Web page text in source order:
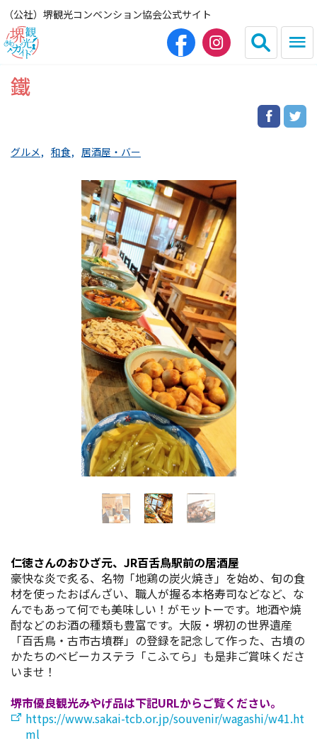
（公社）堺観光コンベンション協会公式サイト
HOME（観光サイト）
ショッピング・お土産
サイクリングさかい
堺観光レンタサイクル
特集
開花情報
スポーツ施設
お問い合わせ
鐵
グルメ 和食 居酒屋・バー
仁徳さんのおひざ元、JR百舌鳥駅前の居酒屋
豪快な炎で炙る、名物「地鶏の炭火焼き」を始め、旬の食
材を使ったおばんざい、職人が握る本格寿司などなど、な
んでもあって何でも美味しい！がモットーです。地酒や焼
酎などのお酒の種類も豊富です。大阪・堺初の世界遺産
「百舌鳥・古市古墳群」の登録を記念して作った、古墳の
かたちのベビーカステラ「こふてら」も是非ご賞味くださ
いませ！
堺市優良観光みやげ品は下記URLからご覧ください。
https://www.sakai-tcb.or.jp/souvenir/wagashi/w41.ht
ml